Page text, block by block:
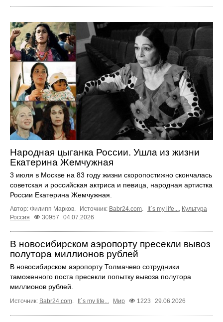
Народная цыганка России. Ушла из жизни
Екатерина Жемчужная
3 июля в Москве на 83 году жизни скоропостижно скончалась
советская и российская актриса и певица, народная артистка
России Екатерина Жемчужная.
Автор: Филипп Марков. Источник: Babr24.com. It`s my life..., Культура
Россия
30957 04.07.2026
В новосибирском аэропорту пресекли вывоз
полутора миллионов рублей
В новосибирском аэропорту Толмачево сотрудники
таможенного поста пресекли попытку вывоза полутора
миллионов рублей.
Источник: Babr24.com. It`s my life... Мир 1223 29.06.2026